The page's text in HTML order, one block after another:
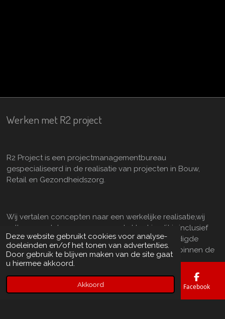
Deze website gebruikt cookies voor analyse-
doeleinden en/of het tonen van advertenties.
Door gebruik te blijven maken van de site gaat
u hiermee akkoord.
Akkoord
Werken met R2 project
R2 Project is een projectmanagementbureau
gespecialiseerd in de realisatie van projecten in Bouw,
Retail en Gezondheidszorg.
Wij vertalen concepten naar een werkelijke realisatie,wij
vullen onze taken op wens van de klant in, dit is inclusief
alle gewenste bouwkundige afwerkingen, benodigde
installaties, interieur en inrichtingselementen. Dit binnen de
gestelde tijd, detaillering en prijs.
Wij dragen zorg voor de uitrol van meerdere projecten
Telefoonnummer Facebook